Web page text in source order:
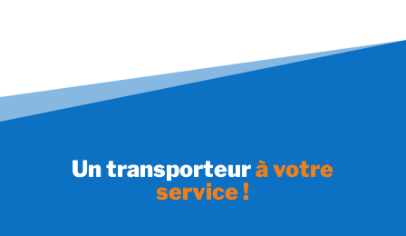
Un transporteurà votre
service !